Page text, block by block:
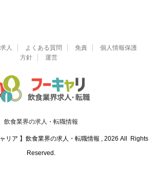
人 よくある質問 免責
個人情報保護
方針
運営
飲食業界の求人・転職情報
リア 】飲食業界の求人・転職情報 , 2026 All Rights
Reserved.